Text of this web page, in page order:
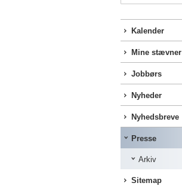
Kalender
Mine stævner
Jobbørs
Nyheder
Nyhedsbreve
Presse
Arkiv
Sitemap